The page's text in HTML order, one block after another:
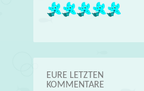
EURE LETZTEN
KOMMENTARE